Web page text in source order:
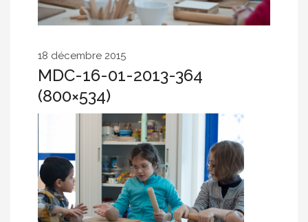
18 décembre 2015
MDC-16-01-2013-364
(800×534)